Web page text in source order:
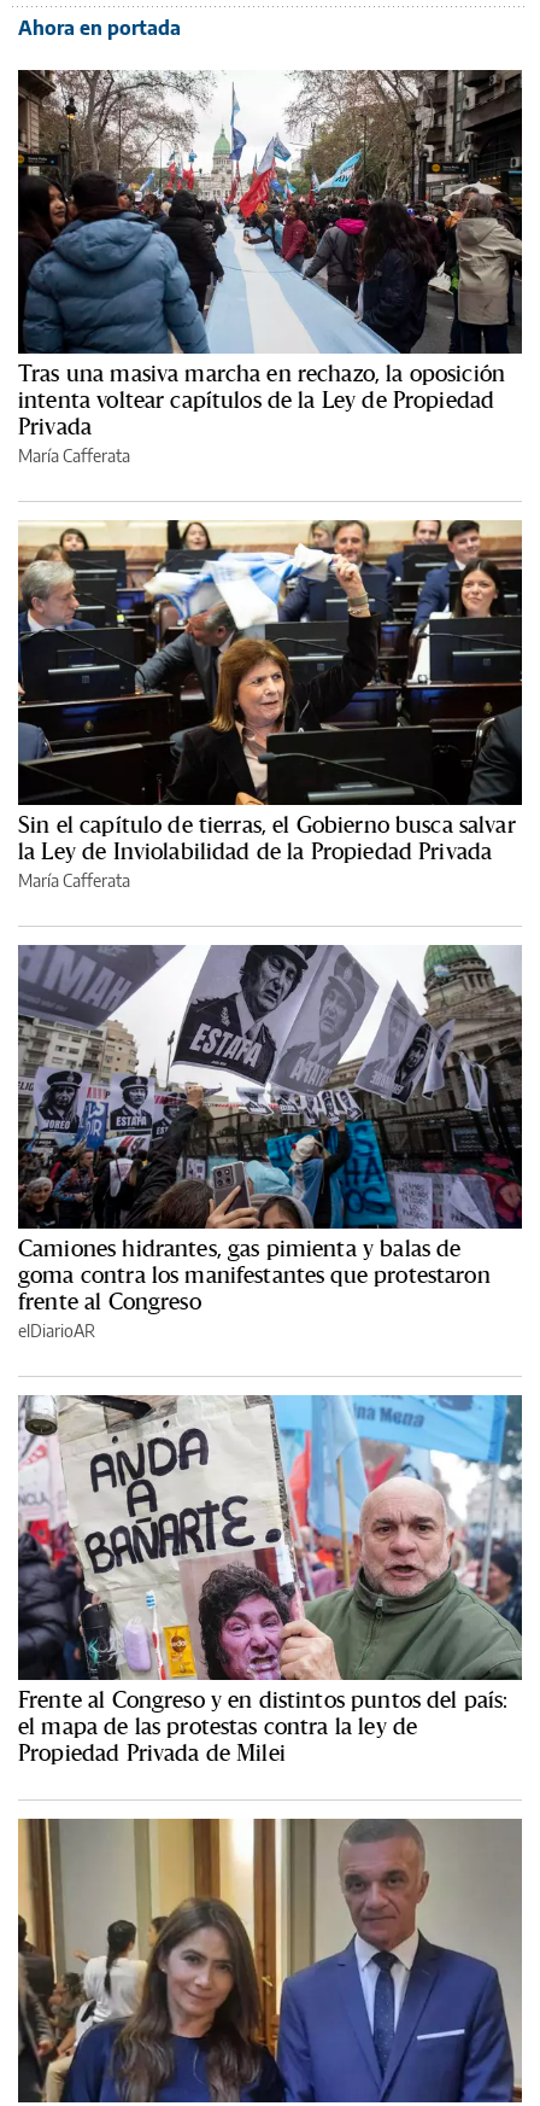
Ahora en portada
Tras una masiva marcha en rechazo, la oposición
intenta voltear capítulos de la Ley de Propiedad
Privada
María Cafferata
Sin el capítulo de tierras, el Gobierno busca salvar
la Ley de Inviolabilidad de la Propiedad Privada
María Cafferata
Camiones hidrantes, gas pimienta y balas de
goma contra los manifestantes que protestaron
frente al Congreso
elDiarioAR
Frente al Congreso y en distintos puntos del país:
el mapa de las protestas contra la ley de
Propiedad Privada de Milei